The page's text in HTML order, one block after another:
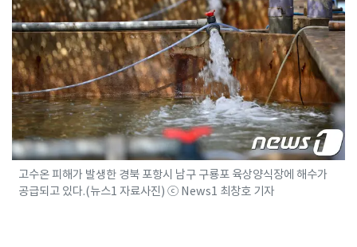
고수온 피해가 발생한 경북 포항시 남구 구룡포 육상양식장에 해수가
공급되고 있다.(뉴스1 자료사진) ⓒ News1 최창호 기자